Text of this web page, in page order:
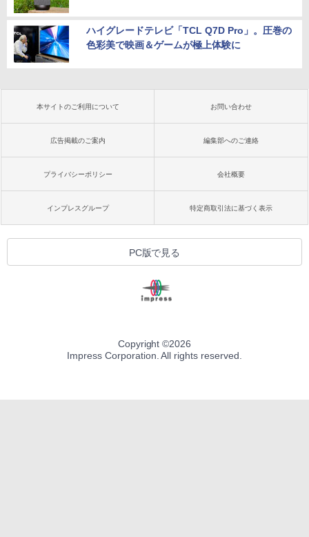
ハイグレードテレビ「TCL Q7D Pro」。圧巻の
色彩美で映画＆ゲームが極上体験に
本サイトのご利用について お問い合わせ
広告掲載のご案内 編集部へのご連絡
プライバシーポリシー 会社概要
インプレスグループ 特定商取引法に基づく表示
PC版で見る
Copyright ©2026
Impress Corporation. All rights reserved.